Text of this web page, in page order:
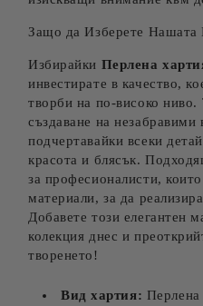
Защо да Изберете Нашата
Избирайки Перлена
инвестирате в качество,
творби на по-високо ниво.
създаване на незабравими
подчертавайки всеки
красота и блясък.
за професионалисти,
материали, за да
Добавете този елегантен
колекция днес и
творенето!
Вид хартия: Перлена